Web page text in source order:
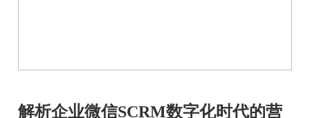
解析企业微信SCRM数字化时代的营